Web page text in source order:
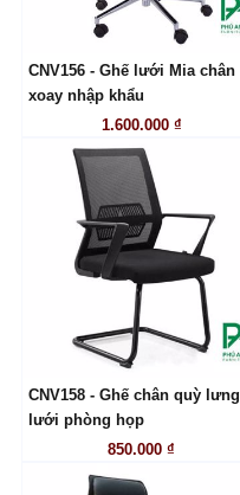
LIÊN HỆ
CNV156 - Ghế lưới Mia chân
xoay nhập khẩu
1.600.000 ₫
LIÊN HỆ
CNV158 - Ghế chân quỳ lưng
lưới phòng họp
850.000 ₫